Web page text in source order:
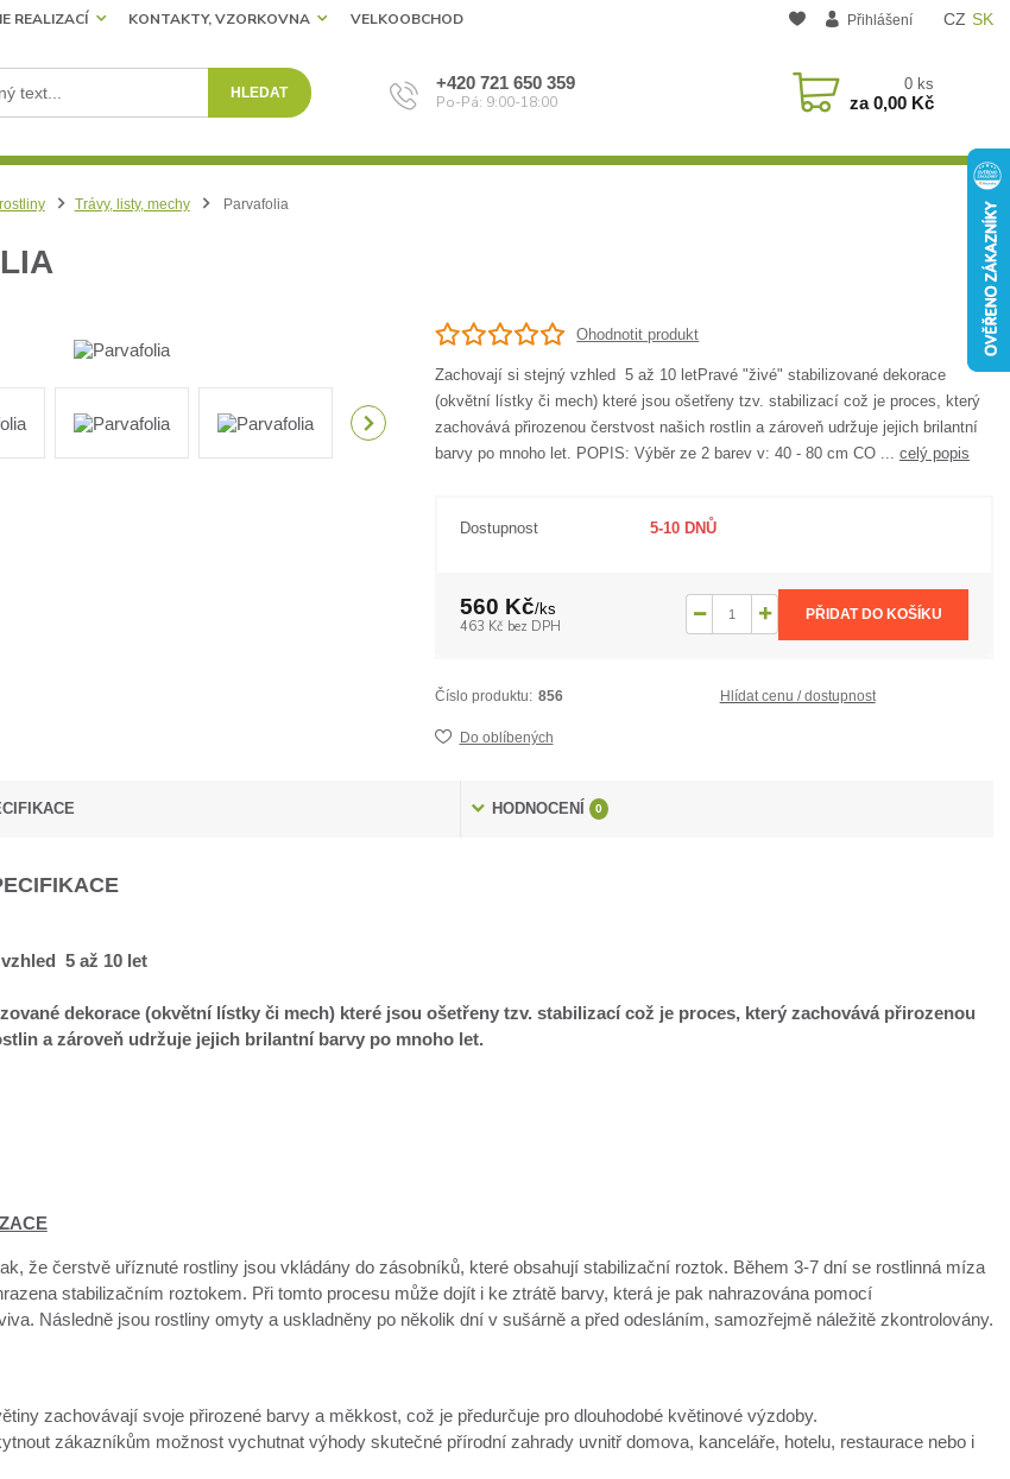
CZ SK
REALIZACÍ KONTAKTY, VZORKOVNA VELKOOBCHOD Přihlášení
HLEDAT +420 721 650 359
Po-Pá: 9:00-18:00
0 ks
za0,00 Kč
Trávy, listy, mechy Parvafolia
Ohodnotit produkt
Zachovají si stejný vzhled 5 až 10 letPravé "živé" stabilizované dekorace
(okvětní lístky či mech) které jsou ošetřeny tzv. stabilizací což je proces, který
zachovává přirozenou čerstvost našich rostlin a zároveň udržuje jejich brilantní
barvy po mnoho let. POPIS: Výběr ze 2 barev v: 40 - 80 cm CO ... celý popis
Dostupnost 5-10 DNŮ
560 Kč/ks
463 Kč bez DPH
PŘIDAT DO KOŠÍKU
Číslo produktu: 856 Hlídat cenu / dostupnost
Do oblíbených
HODNOCENÍ 0
5 až 10 let
dekorace (okvětní lístky či mech) které jsou ošetřeny tzv. stabilizací což je proces, který zachovává přirozenou
a zároveň udržuje jejich brilantní barvy po mnoho let.
že čerstvě uříznuté rostliny jsou vkládány do zásobníků, které obsahují stabilizační roztok. Během 3-7 dní se rostlinná míza
stabilizačním roztokem. Při tomto procesu může dojít i ke ztrátě barvy, která je pak nahrazována pomocí
Následně jsou rostliny omyty a uskladněny po několik dní v sušárně a před odesláním, samozřejmě náležitě zkontrolovány.
zachovávají svoje přirozené barvy a měkkost, což je předurčuje pro dlouhodobé květinové výzdoby.
zákazníkům možnost vychutnat výhody skutečné přírodní zahrady uvnitř domova, kanceláře, hotelu, restaurace nebo i